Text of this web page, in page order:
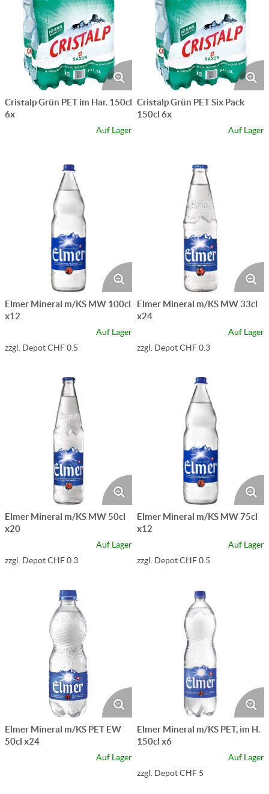
Cristalp Grün PET im Har. 150cl
6x
Auf Lager
Cristalp Grün PET Six Pack
150cl 6x
Auf Lager
Elmer Mineral m/KS MW 100cl
x12
Auf Lager
zzgl. Depot CHF 0.5
Elmer Mineral m/KS MW 33cl
x24
Auf Lager
zzgl. Depot CHF 0.3
Elmer Mineral m/KS MW 50cl
x20
Auf Lager
zzgl. Depot CHF 0.3
Elmer Mineral m/KS MW 75cl
x12
Auf Lager
zzgl. Depot CHF 0.5
Elmer Mineral m/KS PET EW
50cl x24
Auf Lager
Elmer Mineral m/KS PET, im H.
150cl x6
Auf Lager
zzgl. Depot CHF 5